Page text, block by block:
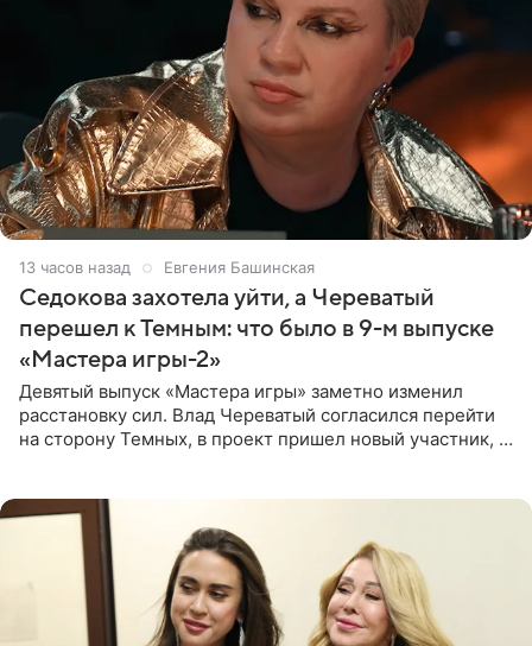
13 часов назад Евгения Башинская
Седокова захотела уйти, а Череватый
перешел к Темным: что было в 9-м выпуске
«Мастера игры-2»
Девятый выпуск «Мастера игры» заметно изменил
расстановку сил. Влад Череватый согласился перейти
на сторону Темных, в проект пришел новый участник, а